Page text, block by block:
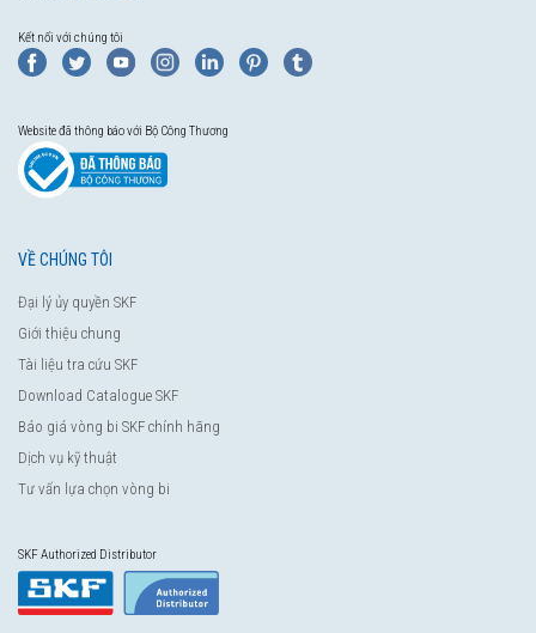
Kết nối với chúng tôi
Website đã thông báo với Bộ Công Thương
VỀ CHÚNG TÔI
Đại lý ủy quyền SKF
Giới thiệu chung
Tài liệu tra cứu SKF
Download Catalogue SKF
Báo giá vòng bi SKF chính hãng
Dịch vụ kỹ thuật
Tư vấn lựa chọn vòng bi
SKF Authorized Distributor